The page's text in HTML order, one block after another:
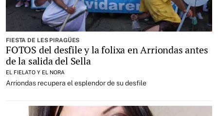
FIESTA DE LES PIRAGÜES
FOTOS del desfile y la folixa en Arriondas antes
de la salida del Sella
EL FIELATO Y EL NORA
Arriondas recupera el esplendor de su desfile